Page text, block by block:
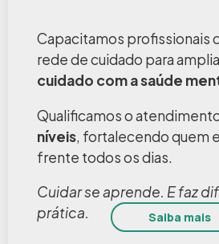
Capacitamos profissionais
rede de cuidado para
cuidado com a saúde
Qualificamos o
níveis, fortalecendo quem
frente todos os dias.
Cuidar se aprende. E faz
prática.
Saiba mais